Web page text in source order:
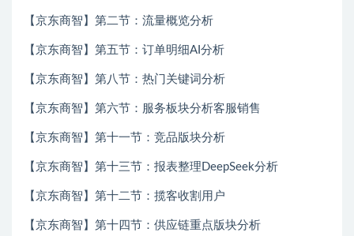
【京东商智】第二节：流量概览分析
【京东商智】第五节：订单明细AI分析
【京东商智】第八节：热门关键词分析
【京东商智】第六节：服务板块分析客服销售
【京东商智】第十一节：竞品版块分析
【京东商智】第十三节：报表整理DeepSeek分析
【京东商智】第十二节：揽客收割用户
【京东商智】第十四节：供应链重点版块分析